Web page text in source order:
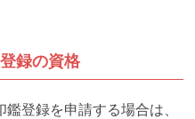
録の資格
登録を申請する場合は、